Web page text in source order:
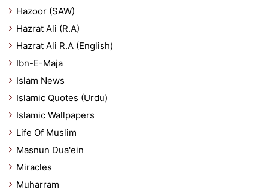
Hazoor (SAW)
Hazrat Ali (R.A)
Hazrat Ali R.A (English)
Ibn-E-Maja
Islam News
Islamic Quotes (Urdu)
Islamic Wallpapers
Life Of Muslim
Masnun Dua'ein
Miracles
Muharram